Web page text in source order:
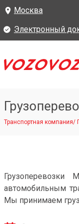
Москва
Электронный
Транспортная компания/
Грузоперевозки
автомобильным
Мы принимаем